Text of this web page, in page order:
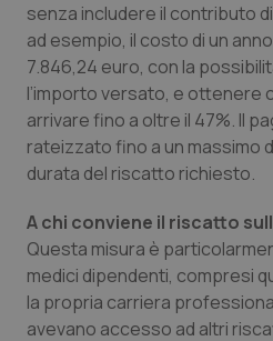
Marche
Molise
Piemonte
Provincia Autonoma
Puglia
Donna & Salute
Epatiti
HIV
Ipertensione &
Malattie rare
senza includere il contributo
ad esempio, il costo di un
7.846,24 euro, con la
l’importo versato, e ottenere
arrivare fino a oltre il 47%. Il
rateizzato fino a un massimo
durata del riscatto richiesto.
A chi conviene il riscatto
Questa misura è
medici dipendenti, compresi
la propria carriera
avevano accesso ad altri